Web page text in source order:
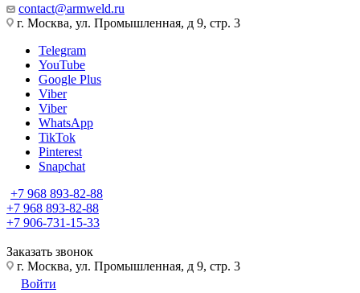
contact@armweld.ru
г. Москва, ул. Промышленная, д 9, стр. 3
Telegram
YouTube
Google Plus
Viber
Viber
WhatsApp
TikTok
Pinterest
Snapchat
+7 968 893-82-88
+7 968 893-82-88
+7 906-731-15-33
Заказать звонок
г. Москва, ул. Промышленная, д 9, стр. 3
Войти